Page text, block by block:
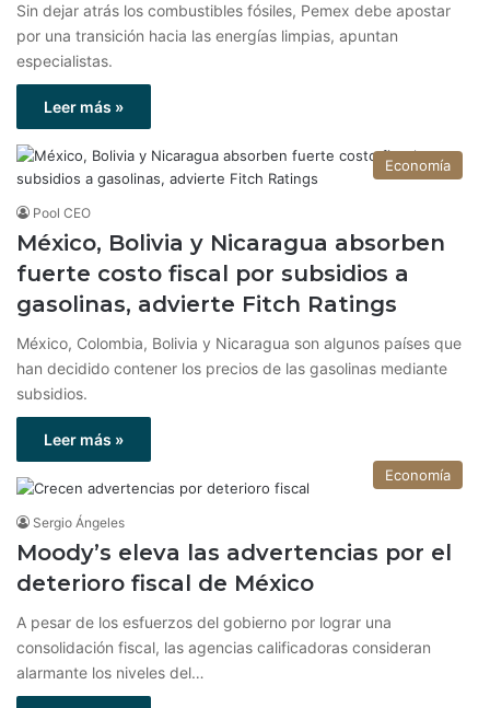
Sin dejar atrás los combustibles fósiles, Pemex debe apostar
por una transición hacia las energías limpias, apuntan
especialistas.
Leer más »
Economía
Pool CEO
México, Bolivia y Nicaragua absorben
fuerte costo fiscal por subsidios a
gasolinas, advierte Fitch Ratings
México, Colombia, Bolivia y Nicaragua son algunos países que
han decidido contener los precios de las gasolinas mediante
subsidios.
Leer más »
Economía
Sergio Ángeles
Moody’s eleva las advertencias por el
deterioro fiscal de México
A pesar de los esfuerzos del gobierno por lograr una
consolidación fiscal, las agencias calificadoras consideran
alarmante los niveles del…